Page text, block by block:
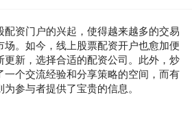
资门户的兴起，使得越来越多的交易
。如今，线上股票配资开户也愈加便
新，选择合适的配资公司。此外，炒
一个交流经验和分享策略的空间，而有
参与者提供了宝贵的信息。